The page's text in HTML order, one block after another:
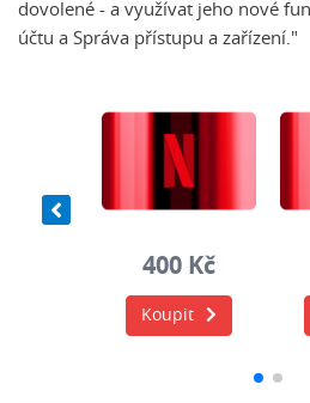
dovolené - a využívat jeho nové
účtu a Správa přístupu a zařízení."
400 Kč
Koupit